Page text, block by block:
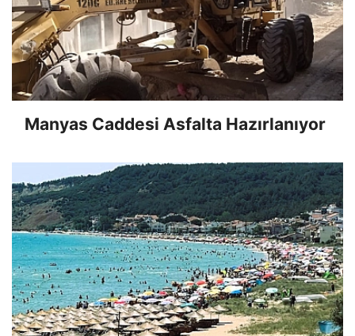
Manyas Caddesi Asfalta Hazırlanıyor